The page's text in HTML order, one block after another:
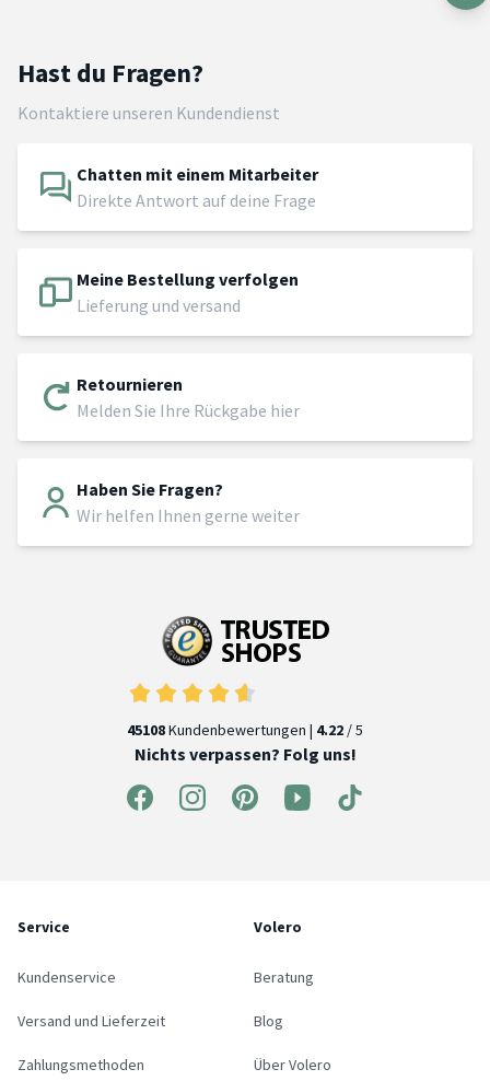
Hast du Fragen?
Kontaktiere unseren Kundendienst
Chatten mit einem Mitarbeiter
Direkte Antwort auf deine Frage
Meine Bestellung verfolgen
Lieferung und versand
Retournieren
Melden Sie Ihre Rückgabe hier
Haben Sie Fragen?
Wir helfen Ihnen gerne weiter
45108Kundenbewertungen | 4.22 / 5
Nichts verpassen? Folg uns!
Service
Kundenservice
Versand und Lieferzeit
Zahlungsmethoden
Volero
Beratung
Blog
Über Volero